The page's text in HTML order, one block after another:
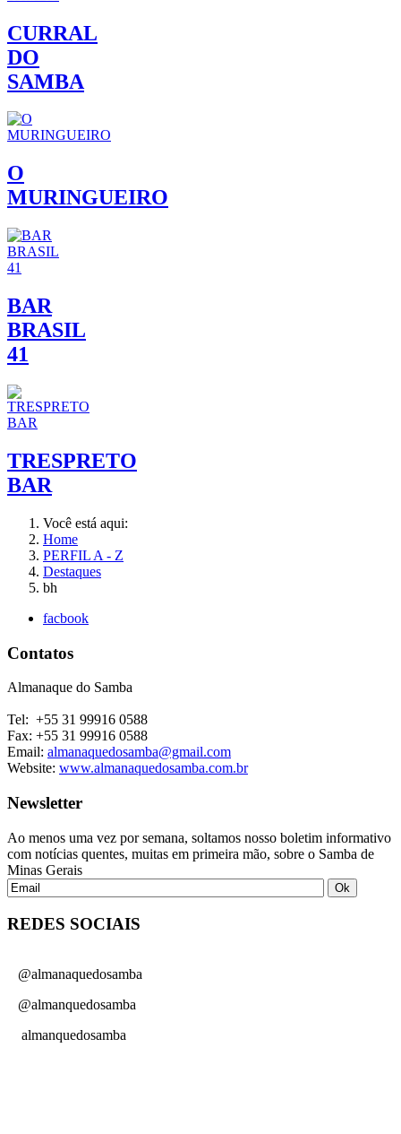
CURRAL
DO
SAMBA
O
MURINGUEIRO
BAR
BRASIL
41
TRESPRETO
BAR
Você está aqui:
Home
PERFIL A - Z
Destaques
bh
facbook
Contatos
Almanaque do Samba
Tel: +55 31 99916 0588
Fax: +55 31 99916 0588
Email: almanaquedosamba@gmail.com
Website: www.almanaquedosamba.com.br
Newsletter
Ao menos uma vez por semana, soltamos nosso boletim informativo
com notícias quentes, muitas em primeira mão, sobre o Samba de
Minas Gerais
REDES SOCIAIS
@almanaquedosamba
@almanquedosamba
almanquedosamba